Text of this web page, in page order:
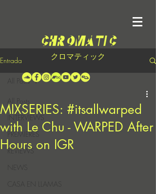
クロマティック
Entrada
INTERVIEWS
PREMIERES
REVIEWS
CASA EN LLAMAS
All Posts
MIXSERIES: #itsallwarped
with Le Chu - WARPED After
Hours on IGR